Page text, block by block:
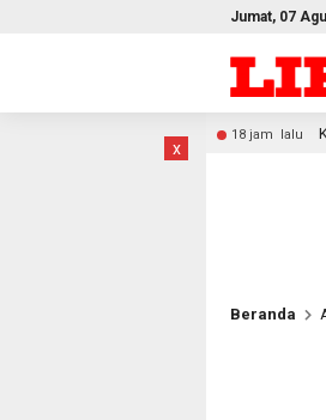
Jumat, 07
x
Kejuaraan Pencak Silat
Beranda